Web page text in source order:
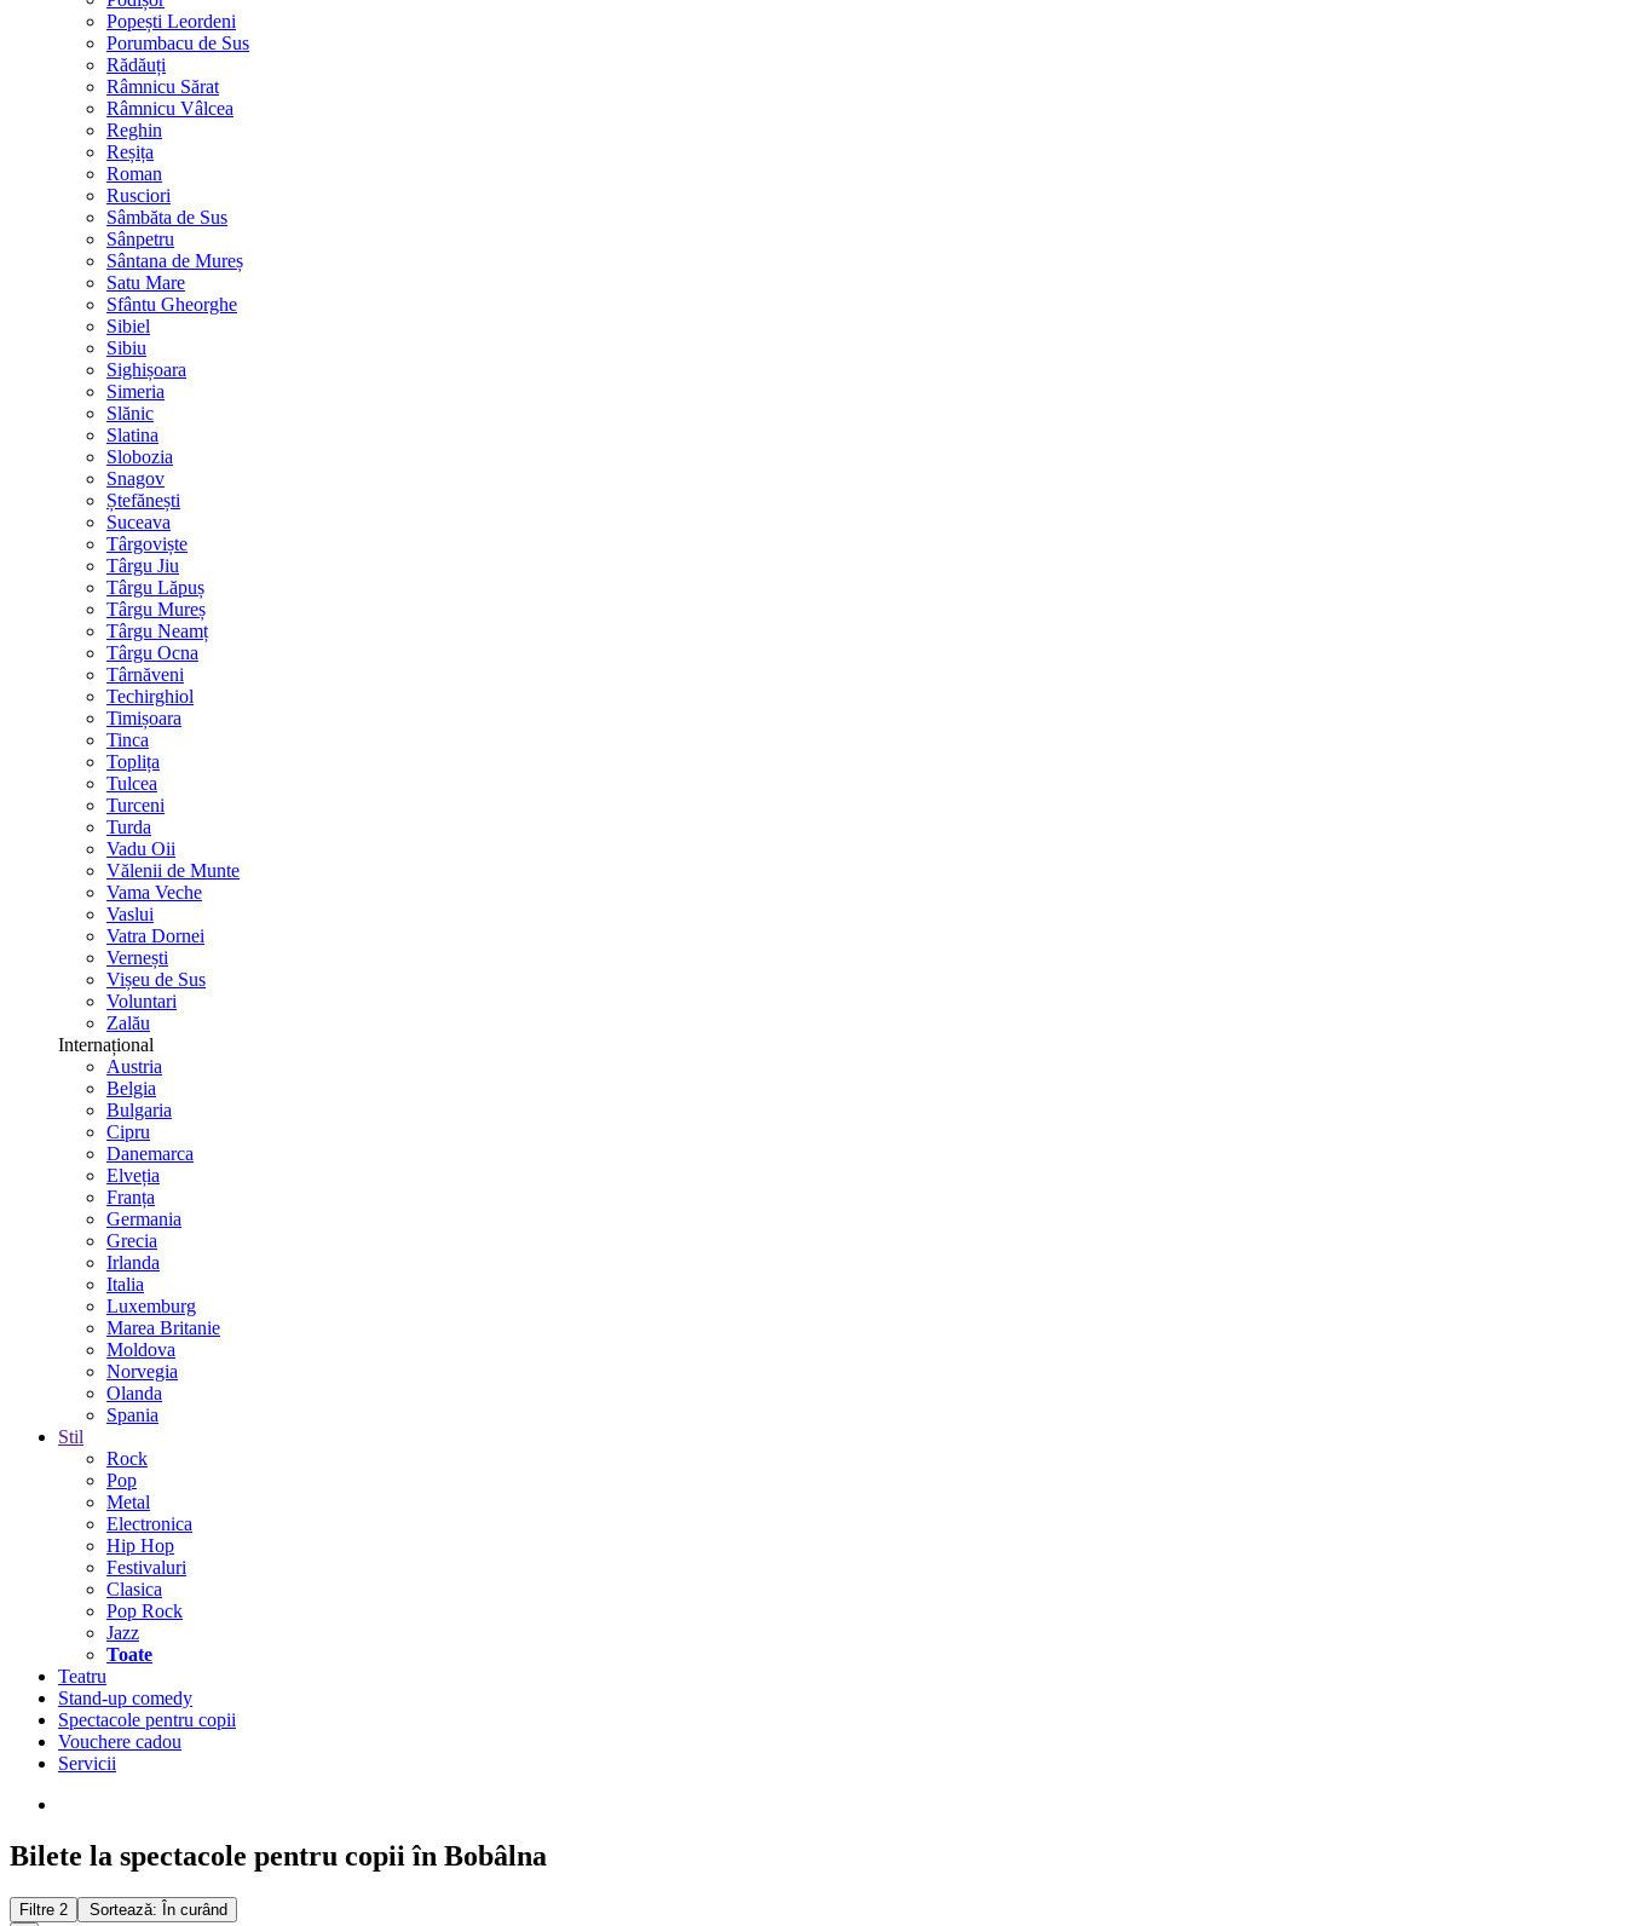
Popești Leordeni
Porumbacu de Sus
Rădăuți
Râmnicu Sărat
Râmnicu Vâlcea
Reghin
Reșița
Roman
Rusciori
Sâmbăta de Sus
Sânpetru
Sântana de Mureș
Satu Mare
Sfântu Gheorghe
Sibiel
Sibiu
Sighișoara
Simeria
Slănic
Slatina
Slobozia
Snagov
Ștefănești
Suceava
Târgoviște
Târgu Jiu
Târgu Lăpuș
Târgu Mureș
Târgu Neamț
Târgu Ocna
Târnăveni
Techirghiol
Timișoara
Tinca
Toplița
Tulcea
Turceni
Turda
Vadu Oii
Vălenii de Munte
Vama Veche
Vaslui
Vatra Dornei
Vernești
Vișeu de Sus
Voluntari
Zalău
Internațional
Austria
Belgia
Bulgaria
Cipru
Danemarca
Elveția
Franța
Germania
Grecia
Irlanda
Italia
Luxemburg
Marea Britanie
Moldova
Norvegia
Olanda
Spania
Stil
Rock
Pop
Metal
Electronica
Hip Hop
Festivaluri
Clasica
Pop Rock
Jazz
Toate
Teatru
Stand-up comedy
Spectacole pentru copii
Vouchere cadou
Servicii
Bilete la spectacole pentru copii în Bobâlna
Filtre 2
Sortează: În curând